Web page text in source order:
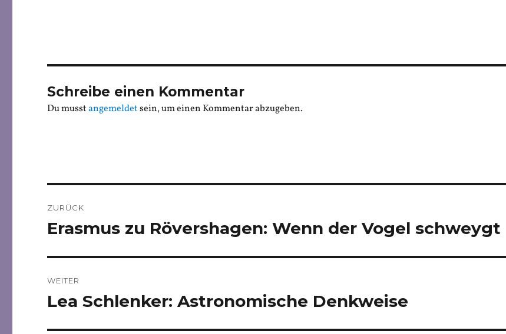
Schreibe einen Kommentar
Du musstangemeldetsein, um einen Kommentar abzugeben.
ZURÜCK
Vorheriger
Erasmus zu Rövershagen: Wenn der Vogel schweygt
WEITER
Nächster
Lea Schlenker: Astronomische Denkweise